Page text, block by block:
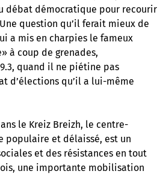
débat démocratique pour recourir
question qu’il ferait mieux de
a mis en charpies le fameux
à coup de grenades,
quand il ne piétine pas
d’élections qu’il a lui-même
le Kreiz Breizh, le centre-
populaire et délaissé, est un
et des résistances en tout
une importante mobilisation